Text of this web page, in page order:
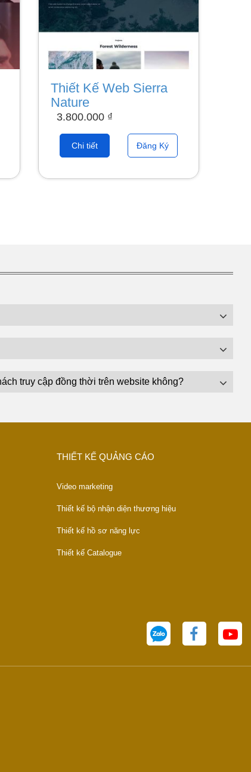
Thiết Kế Web Sierra
Nature
3.800.000 ₫
Chi tiết Đăng Ký
truy cập đồng thời trên website không?
THIẾT KẾ QUẢNG CÁO
Video marketing
Thiết kế bộ nhận diện thương hiệu
Thiết kế hồ sơ năng lực
Thiết kế Catalogue